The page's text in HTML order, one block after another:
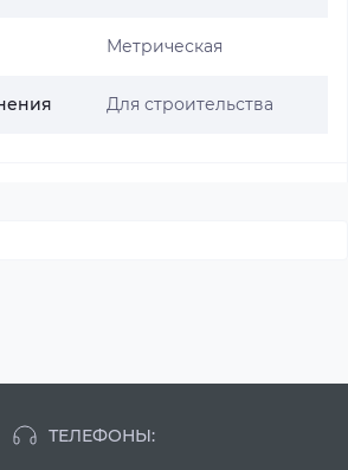
Метрическая
Для строительства
ТЕЛЕФОНЫ: